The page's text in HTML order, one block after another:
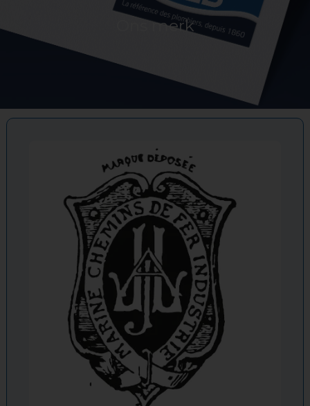
Ons merk